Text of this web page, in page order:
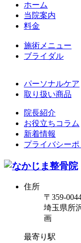
ホーム
当院案内
料金
施術メニュー
ブライダル
パーソナルケア
取り扱い商品
院長紹介
お役立ちコラム
新着情報
プライバシー
住所
〒359-
埼玉県所
画
最寄り駅